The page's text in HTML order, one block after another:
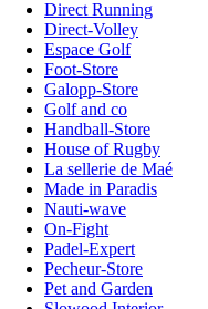
Direct Running
Direct-Volley
Espace Golf
Foot-Store
Galopp-Store
Golf and co
Handball-Store
House of Rugby
La sellerie de Maé
Made in Paradis
Nauti-wave
On-Fight
Padel-Expert
Pecheur-Store
Pet and Garden